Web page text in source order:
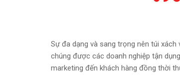
Sự đa dạng và sang trọng nên túi
chúng được các doanh nghiệp tận
marketing đến khách hàng đồng thời